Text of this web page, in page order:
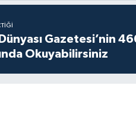
Gazetesi’nin
Okuyabilirsiniz